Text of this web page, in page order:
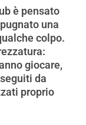
è pensato
una
colpo.
giocare,
da
proprio